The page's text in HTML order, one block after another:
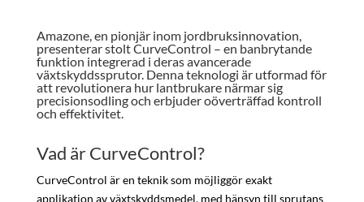
Amazone, en pionjär inom jordbruksinnovation,
presenterar stolt CurveControl – en banbrytande
funktion integrerad i deras avancerade
växtskyddssprutor. Denna teknologi är utformad för
att revolutionera hur lantbrukare närmar sig
precisionsodling och erbjuder oöverträffad kontroll
och effektivitet.
Vad är CurveControl?
CurveControl är en teknik som möjliggör exakt
applikation av växtskyddsmedel, med hänsyn till sprutans